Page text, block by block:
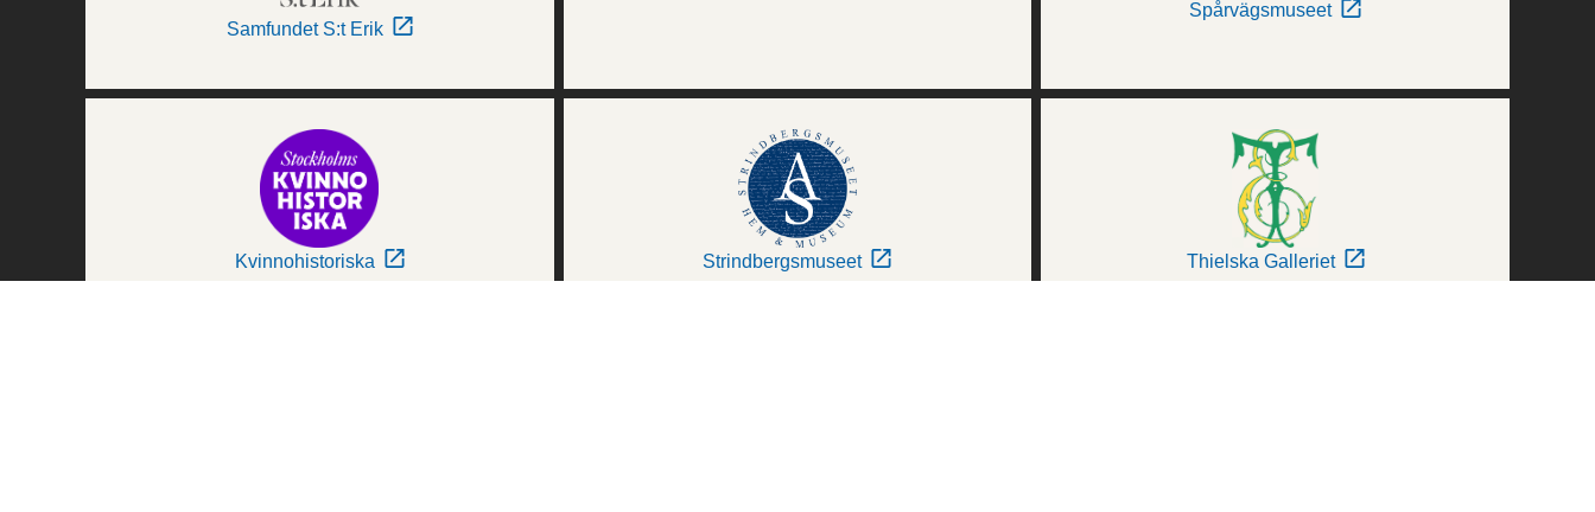
Samfundet S:t Erik
Spårvägsmuseet
Kvinnohistoriska Strindbergsmuseet Thielska Galleriet